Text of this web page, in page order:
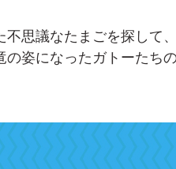
思議なたまごを探して
姿になったガトーたち